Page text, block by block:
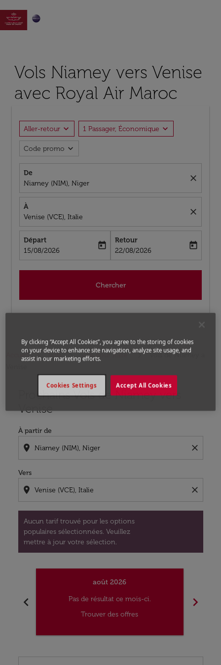

Vols Niamey vers Venise
avec Royal Air Maroc
Aller-retour expand_more 1 Passager, Économique expand_more
Code promo expand_more
De
Niamey (NIM), Niger
close
À
Venise (VCE), Italie
close
Départ
fc-booking-departure-date-aria-label
15/08/2026
today
Retour
fc-booking-return-date-aria-label
22/08/2026
today
Chercher
Accueil Vols Vols pour Italie
Vols de Niamey a
Prochains Vols de Niamey vers
Venise
À partir de
location_on close
Vers
location_on close
Aucun tarif trouvé pour les options
populaires sélectionnées. Veuillez
mettre à jour votre sélection.
Aucun tarif trouvé pour les options populaires
chevron_left
août 2026
Pas de résultat ce mois-ci.
Trouver des offres
chevron_right
By clicking “Accept All Cookies”, you agree to the storing of cookies
on your device to enhance site navigation, analyze site usage, and
assist in our marketing efforts.
Accept All Cookies
Cookies Settings